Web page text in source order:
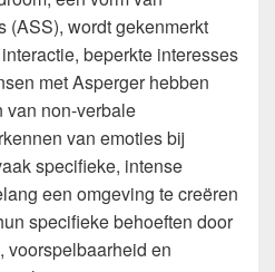
(ASS), wordt gekenmerkt
beperkte interesses
met Asperger hebben
van non-verbale
van emoties bij
specifieke, intense
een omgeving te creëren
specifieke behoeften door
voorspelbaarheid en